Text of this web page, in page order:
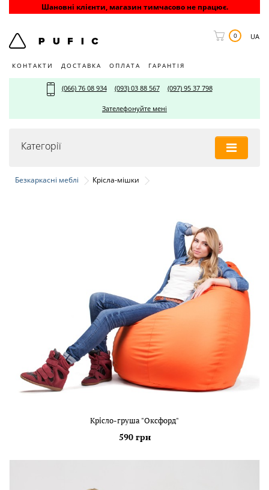
Шановні клієнти, магазин тимчасово не працює.
UA
0
КОНТАКТИ ДОСТАВКА ОПЛАТА ГАРАНТІЯ
(066) 76 08 934 (093) 03 88 567 (097) 95 37 798
Зателефонуйте мені
Категорії
Безкаркасні меблі Крісла-мішки
Крісло-груша "Оксфорд"
590 грн